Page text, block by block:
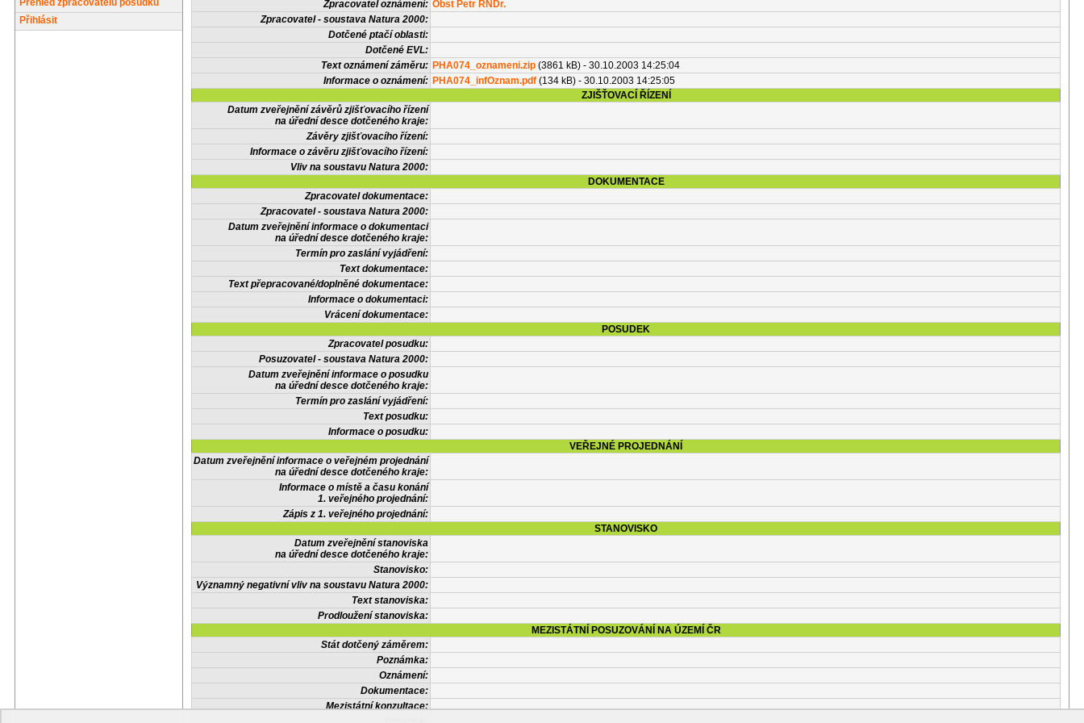
Přehled zpracovatelů posudků
Přihlásit
Zpracovatel oznámení: Obst Petr RNDr.
Zpracovatel - soustava Natura 2000:
Dotčené ptačí oblasti:
Dotčené EVL:
Text oznámení záměru: PHA074_oznameni.zip (3861 kB) - 30.10.2003 14:25:04
Informace o oznámení: PHA074_infOznam.pdf (134 kB) - 30.10.2003 14:25:05
ZJIŠŤOVACÍ ŘÍZENÍ
Datum zveřejnění závěrů zjišťovacího řízení
na úřední desce dotčeného kraje:
Závěry zjišťovacího řízení:
Informace o závěru zjišťovacího řízení:
Vliv na soustavu Natura 2000:
DOKUMENTACE
Zpracovatel dokumentace:
Zpracovatel - soustava Natura 2000:
Datum zveřejnění informace o dokumentaci
na úřední desce dotčeného kraje:
Termín pro zaslání vyjádření:
Text dokumentace:
Text přepracované/doplněné dokumentace:
Informace o dokumentaci:
Vrácení dokumentace:
POSUDEK
Zpracovatel posudku:
Posuzovatel - soustava Natura 2000:
Datum zveřejnění informace o posudku
na úřední desce dotčeného kraje:
Termín pro zaslání vyjádření:
Text posudku:
Informace o posudku:
VEŘEJNÉ PROJEDNÁNÍ
Datum zveřejnění informace o veřejném projednání
na úřední desce dotčeného kraje:
Informace o místě a času konání
1. veřejného projednání:
Zápis z 1. veřejného projednání:
STANOVISKO
Datum zveřejnění stanoviska
na úřední desce dotčeného kraje:
Stanovisko:
Významný negativní vliv na soustavu Natura 2000:
Text stanoviska:
Prodloužení stanoviska:
MEZISTÁTNÍ POSUZOVÁNÍ NA ÚZEMÍ ČR
Stát dotčený záměrem:
Poznámka:
Oznámení:
Dokumentace:
Mezistátní konzultace: